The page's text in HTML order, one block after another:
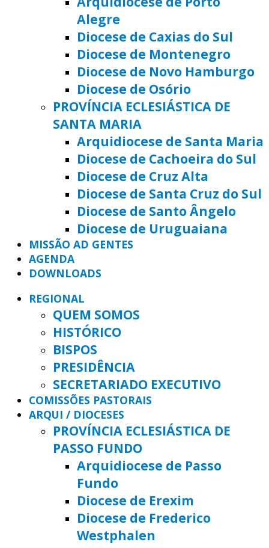
Alegre
Diocese de Caxias do Sul
Diocese de Montenegro
Diocese de Novo Hamburgo
Diocese de Osório
PROVÍNCIA ECLESIÁSTICA DE
SANTA MARIA
Arquidiocese de Santa Maria
Diocese de Cachoeira do Sul
Diocese de Cruz Alta
Diocese de Santa Cruz do Sul
Diocese de Santo Ângelo
Diocese de Uruguaiana
MISSÃO AD GENTES
AGENDA
DOWNLOADS
REGIONAL
QUEM SOMOS
HISTÓRICO
BISPOS
PRESIDÊNCIA
SECRETARIADO EXECUTIVO
COMISSÕES PASTORAIS
ARQUI / DIOCESES
PROVÍNCIA ECLESIÁSTICA DE
PASSO FUNDO
Arquidiocese de Passo
Fundo
Diocese de Erexim
Diocese de Frederico
Westphalen